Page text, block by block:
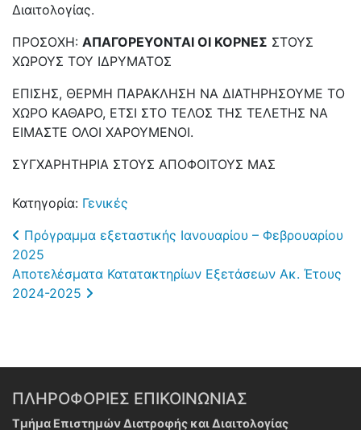
Διαιτολογίας.
ΠΡΟΣΟΧΗ: ΑΠΑΓΟΡΕΥΟΝΤΑΙ ΟΙ ΚΟΡΝΕΣ ΣΤΟΥΣ
ΧΩΡΟΥΣ ΤΟΥ ΙΔΡΥΜΑΤΟΣ
ΕΠΙΣΗΣ, ΘΕΡΜΗ ΠΑΡΑΚΛΗΣΗ ΝΑ ΔΙΑΤΗΡΗΣΟΥΜΕ ΤΟ
ΧΩΡΟ ΚΑΘΑΡΟ, ΕΤΣΙ ΣΤΟ ΤΕΛΟΣ ΤΗΣ ΤΕΛΕΤΗΣ ΝΑ
ΕΙΜΑΣΤΕ ΟΛΟΙ ΧΑΡΟΥΜΕΝΟΙ.
ΣΥΓΧΑΡΗΤΗΡΙΑ ΣΤΟΥΣ ΑΠΟΦΟΙΤΟΥΣ ΜΑΣ
Κατηγορία: Γενικές
Post navigation
Πρόγραμμα εξεταστικής Ιανουαρίου – Φεβρουαρίου
2025
Αποτελέσματα Κατατακτηρίων Εξετάσεων Ακ. Έτους
2024-2025
ΠΛΗΡΟΦΟΡΙΕΣ ΕΠΙΚΟΙΝΩΝΙΑΣ
Τμήμα Επιστημών Διατροφής και Διαιτολογίας